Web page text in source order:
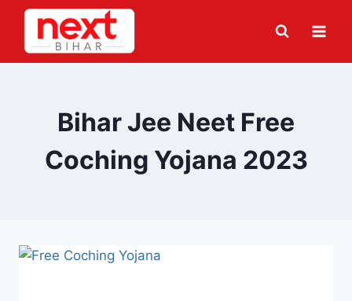
Skip
content
Bihar Jee Neet Free
Coching Yojana 2023